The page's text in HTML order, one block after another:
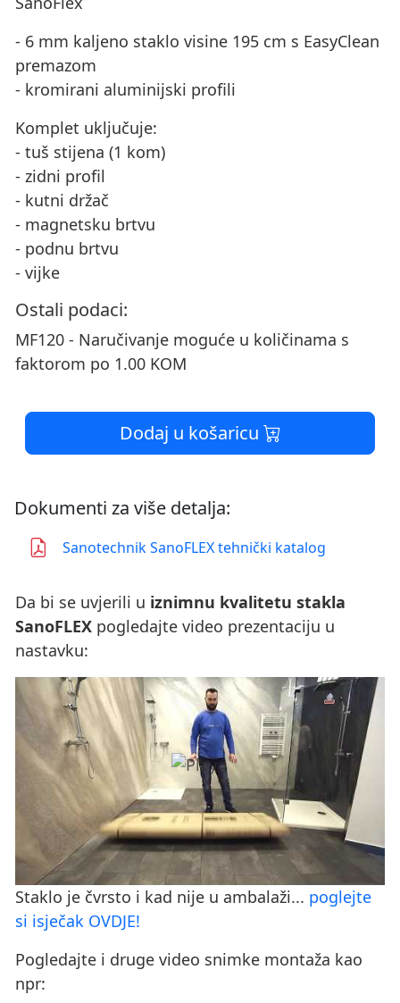
- 6 mm kaljeno staklo visine 195 cm s EasyClean
premazom
- kromirani aluminijski profili
Komplet uključuje:
- tuš stijena (1 kom)
- zidni profil
- kutni držač
- magnetsku brtvu
- podnu brtvu
- vijke
Ostali podaci:
MF120 - Naručivanje moguće u količinama s
faktorom po 1.00 KOM
Dodaj u košaricu
Dokumenti za više detalja:
Sanotechnik SanoFLEX tehnički katalog
Da bi se uvjerili u iznimnu kvalitetu stakla
SanoFLEX pogledajte video prezentaciju u
nastavku:
Staklo je čvrsto i kad nije u ambalaži... poglejte
si isječak OVDJE!
Pogledajte i druge video snimke montaža kao
npr: